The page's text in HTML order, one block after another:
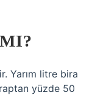
Yarım litre bira
yüzde 50